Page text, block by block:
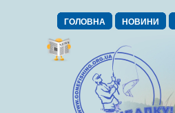
ГОЛОВНА НОВИНИ